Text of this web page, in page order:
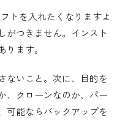
トを入れたくなりますよ
がつきません。インスト
ます。
ないこと。次に、目的を
、クローンなのか、パー
可能ならバックアップを